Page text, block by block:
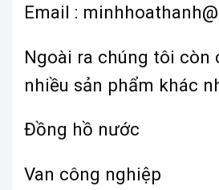
Email :
Ngoài ra chúng tôi còn
nhiều sản phẩm khác
Đồng hồ nước
Van công nghiệp